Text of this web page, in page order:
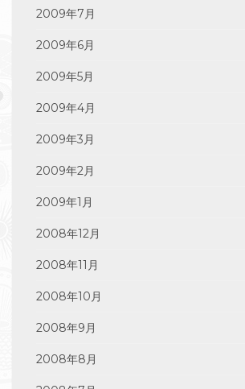
2009年7月
2009年6月
2009年5月
2009年4月
2009年3月
2009年2月
2009年1月
2008年12月
2008年11月
2008年10月
2008年9月
2008年8月